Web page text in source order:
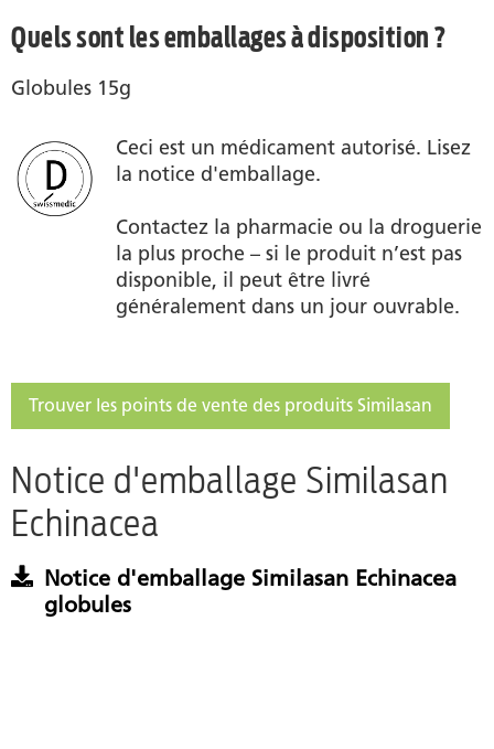
Quels sont les emballages à disposition ?
Globules 15g
Ceci est un médicament autorisé. Lisez
la notice d'emballage.
Contactez la pharmacie ou la droguerie
la plus proche – si le produit n’est pas
disponible, il peut être livré
généralement dans un jour ouvrable.
Trouver les points de vente des produits Similasan
Notice d'emballage Similasan
Echinacea
Notice d'emballage Similasan Echinacea
globules